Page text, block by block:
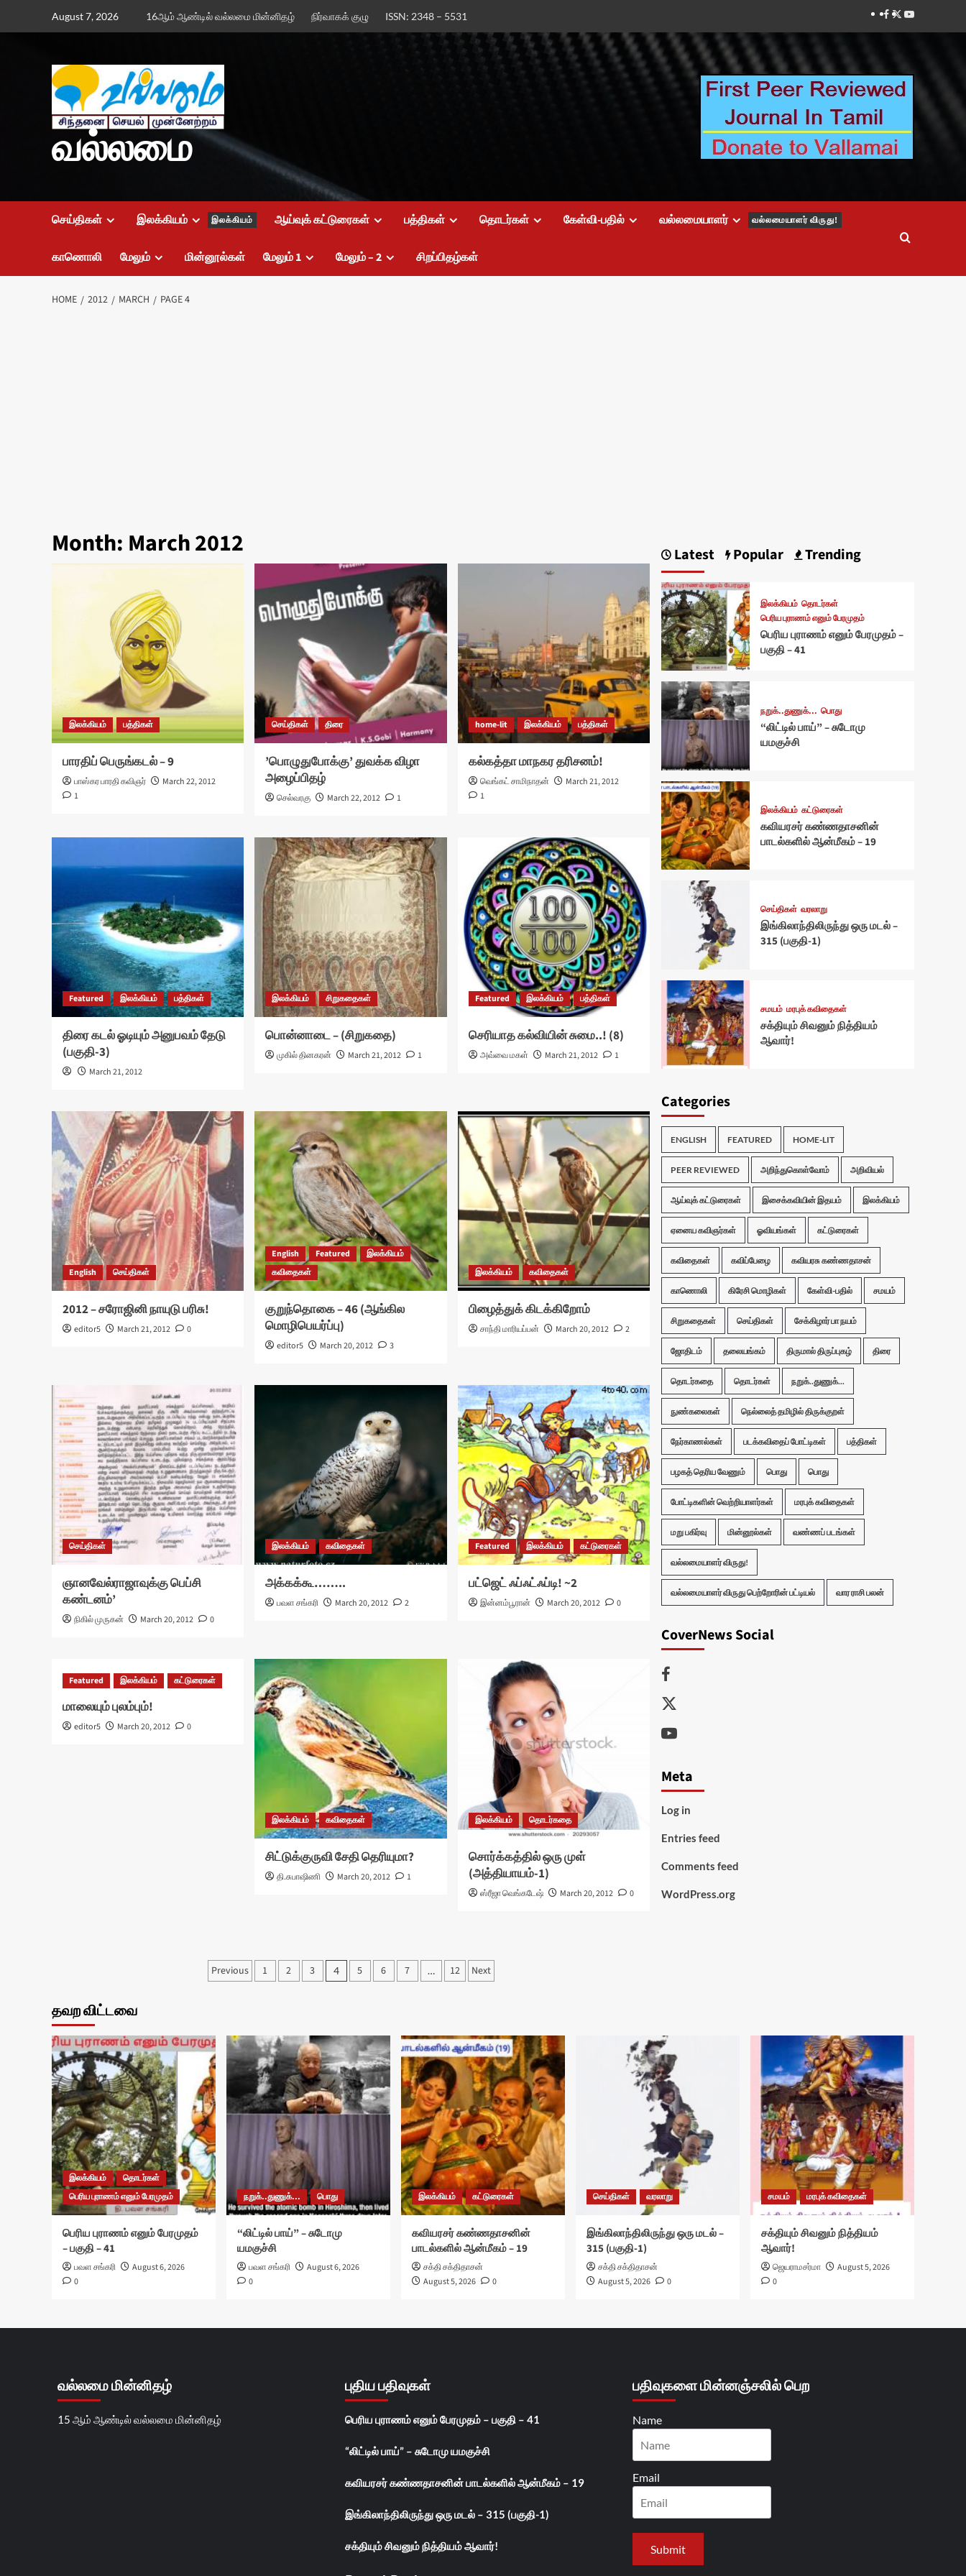
August 7, 2026 16ஆம் ஆண்டில் வல்லமை மின்னிதழ் நிர்வாகக் குழு ISSN: 2348 – 5531 Facebook
TwitterYoutube
வல்லமை
செய்திகள் இலக்கியம் இலக்கியம் ஆய்வுக் கட்டுரைகள் பத்திகள் தொடர்கள் கேள்வி-பதில் வல்லமையாளர் வல்லமையாளர் விருது!
காணொலி மேலும் மின்னூல்கள் மேலும் 1 மேலும் – 2 சிறப்பிதழ்கள்
HOME 2012 MARCH PAGE 4
Month: March 2012
இலக்கியம் பத்திகள்
பாரதிப் பெருங்கடல் – 9
பாஸ்கர பாரதி கவிஞர்
March 22, 2012
1
செய்திகள் திரை
’பொழுதுபோக்கு’ துவக்க விழா
அழைப்பிதழ்
செல்வரகு March 22, 2012 1
home-lit இலக்கியம் பத்திகள்
கல்கத்தா மாநகர தரிசனம்!
வெங்கட் சாமிநாதன்
March 21, 2012
1
Featured இலக்கியம் பத்திகள்
திரை கடல் ஓடியும் அனுபவம் தேடு
(பகுதி-3)
March 21, 2012
இலக்கியம் சிறுகதைகள்
பொன்னாடை – (சிறுகதை)
முகில் தினகரன் March 21, 2012 1
Featured இலக்கியம் பத்திகள்
செரியாத கல்வியின் சுமை..! (8)
அவ்வை மகள் March 21, 2012 1
English செய்திகள்
2012 – சரோஜினி நாயுடு பரிசு!
editor5 March 21, 2012 0
English Featured
இலக்கியம்
கவிதைகள்
குறுந்தொகை – 46 (ஆங்கில
மொழிபெயர்ப்பு)
editor5 March 20, 2012 3
இலக்கியம் கவிதைகள்
பிழைத்துக் கிடக்கிறோம்
சாந்தி மாரியப்பன் March 20, 2012 2
செய்திகள்
ஞானவேல்ராஜாவுக்கு பெப்சி
கண்டனம்’
நிகில் முருகன் March 20, 2012 0
இலக்கியம் கவிதைகள்
அக்கக்கூ……..
பவள சங்கரி March 20, 2012 2
Featured இலக்கியம் கட்டுரைகள்
பட்ஜெட் ஃப்ஃட்ஃப்டி! ~2
இன்னம்பூரான் March 20, 2012 0
Featured இலக்கியம் கட்டுரைகள்
மாலையும் புலம்பும்!
editor5 March 20, 2012 0
இலக்கியம் கவிதைகள்
சிட்டுக்குருவி சேதி தெரியுமா?
தி.சுபாஷிணி March 20, 2012 1
இலக்கியம் தொடர்கதை
சொர்க்கத்தில் ஒரு முள்
(அத்தியாயம்-1)
ஸ்ரீஜா வெங்கடேஷ் March 20, 2012 0
Posts
Previous 1 2 3 4 5 6 7 … 12 Next
Latest Popular Trending
இலக்கியம் தொடர்கள்
பெரிய புராணம் எனும் பேரமுதம்
பெரிய புராணம் எனும் பேரமுதம் –
பகுதி – 41
நறுக்..துணுக்... பொது
“லிட்டில் பாய்” – சுடோமு
யமகுச்சி
இலக்கியம் கட்டுரைகள்
கவியரசர் கண்ணதாசனின்
பாடல்களில் ஆன்மீகம் – 19
செய்திகள் வரலாறு
இங்கிலாந்திலிருந்து ஒரு மடல் –
315 (பகுதி-1)
சமயம் மரபுக் கவிதைகள்
சக்தியும் சிவனும் நித்தியம்
ஆவார்!
Categories
ENGLISH FEATURED HOME-LIT
PEER REVIEWED அறிந்துகொள்வோம் அறிவியல்
ஆய்வுக் கட்டுரைகள் இசைக்கவியின் இதயம் இலக்கியம்
ஏனைய கவிஞர்கள் ஓவியங்கள் கட்டுரைகள்
கவிதைகள் கவிப்பேழை கவியரசு கண்ணதாசன்
காணொலி கிரேசி மொழிகள் கேள்வி-பதில் சமயம்
சிறுகதைகள் செய்திகள் சேக்கிழார் பா நயம்
ஜோதிடம் தலையங்கம் திருமால் திருப்புகழ் திரை
தொடர்கதை தொடர்கள் நறுக்..துணுக்...
நுண்கலைகள் நெல்லைத் தமிழில் திருக்குறள்
நேர்காணல்கள் படக்கவிதைப் போட்டிகள் பத்திகள்
பழகத் தெரிய வேணும் பொது பொது
போட்டிகளின் வெற்றியாளர்கள் மரபுக் கவிதைகள்
மறு பகிர்வு மின்னூல்கள் வண்ணப் படங்கள்
வல்லமையாளர் விருது!
வல்லமையாளர் விருது பெற்றோரின் பட்டியல் வார ராசி பலன்
CoverNews Social
Facebook
Twitter
Youtube
Meta
Log in
Entries feed
Comments feed
WordPress.org
தவற விட்டவை
இலக்கியம்
தொடர்கள்
பெரிய புராணம் எனும் பேரமுதம்
பெரிய புராணம் எனும் பேரமுதம்
– பகுதி – 41
பவள சங்கரி
August 6, 2026
0
நறுக்..துணுக்... பொது
“லிட்டில் பாய்” – சுடோமு
யமகுச்சி
பவள சங்கரி
August 6, 2026
0
இலக்கியம் கட்டுரைகள்
கவியரசர் கண்ணதாசனின்
பாடல்களில் ஆன்மீகம் – 19
சக்தி சக்திதாசன்
August 5, 2026
0
செய்திகள் வரலாறு
இங்கிலாந்திலிருந்து ஒரு மடல் –
315 (பகுதி-1)
சக்தி சக்திதாசன்
August 5, 2026
0
சமயம் மரபுக் கவிதைகள்
சக்தியும் சிவனும் நித்தியம்
ஆவார்!
ஜெயராமசர்மா
August 5, 2026
0
வல்லமை மின்னிதழ்
15 ஆம் ஆண்டில் வல்லமை மின்னிதழ்
புதிய பதிவுகள்
பெரிய புராணம் எனும் பேரமுதம் – பகுதி – 41
“லிட்டில் பாய்” – சுடோமு யமகுச்சி
கவியரசர் கண்ணதாசனின் பாடல்களில் ஆன்மீகம் – 19
இங்கிலாந்திலிருந்து ஒரு மடல் – 315 (பகுதி-1)
சக்தியும் சிவனும் நித்தியம் ஆவார்!
பதிவுகளை மின்னஞ்சலில் பெற
Name
Email